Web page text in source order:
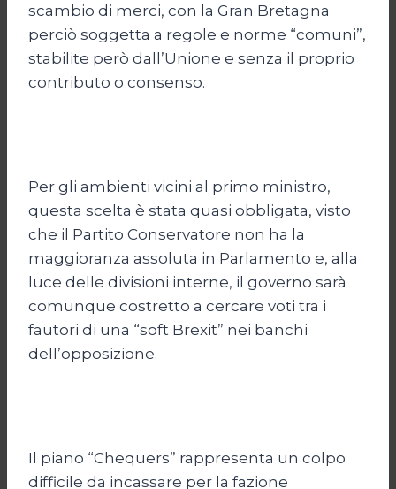
scambio di merci, con la Gran Bretagna
perciò soggetta a regole e norme “comuni”,
stabilite però dall’Unione e senza il proprio
contributo o consenso.
Per gli ambienti vicini al primo ministro,
questa scelta è stata quasi obbligata, visto
che il Partito Conservatore non ha la
maggioranza assoluta in Parlamento e, alla
luce delle divisioni interne, il governo sarà
comunque costretto a cercare voti tra i
fautori di una “soft Brexit” nei banchi
dell’opposizione.
Il piano “Chequers” rappresenta un colpo
difficile da incassare per la fazione